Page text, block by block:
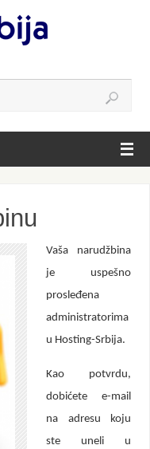
Vaša narudžbina
je uspešno
prosleđena
administratorima
u Hosting-Srbija.
Kao potvrdu,
dobićete e-mail
na adresu koju
ste uneli u